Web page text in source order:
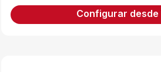
Configurar desde